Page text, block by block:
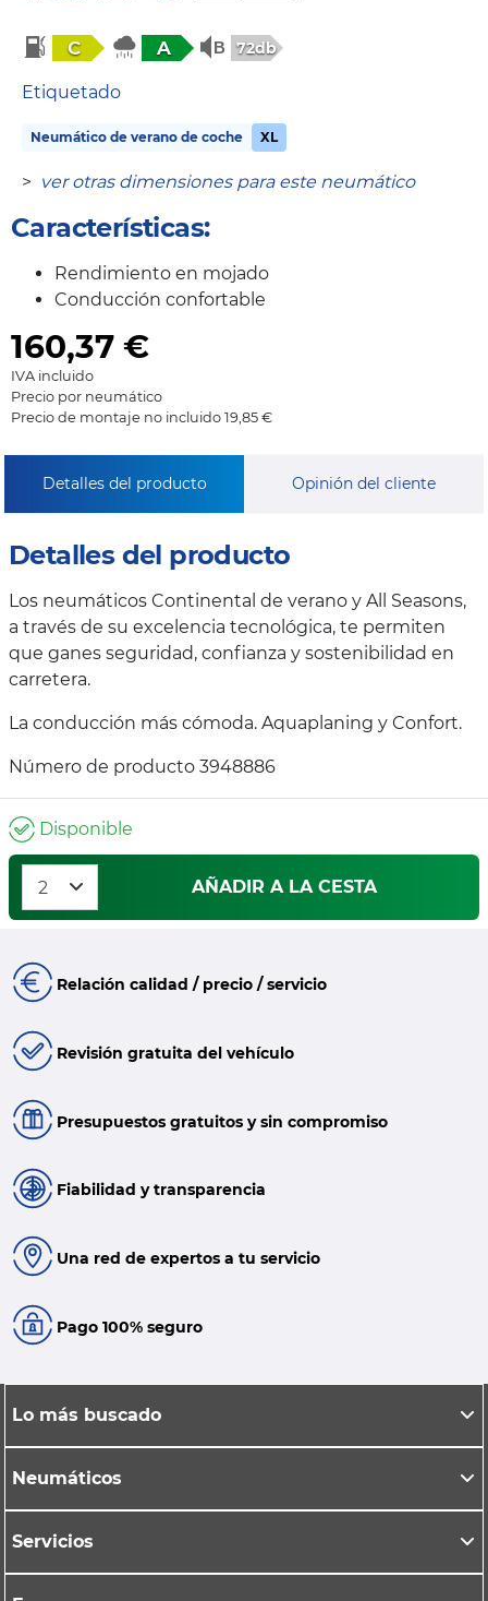
C A 72db
Etiquetado
Neumático de verano de coche XL
> ver otras dimensiones para este neumático
Características:
Rendimiento en mojado
Conducción confortable
160,37 €
IVA incluido
Precio por neumático
Precio de montaje no incluido 19,85 €
Detalles del producto Opinión del cliente
Detalles del producto
Los neumáticos Continental de verano y All Seasons,
a través de su excelencia tecnológica, te permiten
que ganes seguridad, confianza y sostenibilidad en
carretera.
La conducción más cómoda. Aquaplaning y Confort.
Número de producto 3948886
Disponible
AÑADIR A LA CESTA
Relación calidad / precio / servicio
Revisión gratuita del vehículo
Presupuestos gratuitos y sin compromiso
Fiabilidad y transparencia
Una red de expertos a tu servicio
Pago 100% seguro
Lo más buscado
Neumáticos
Servicios